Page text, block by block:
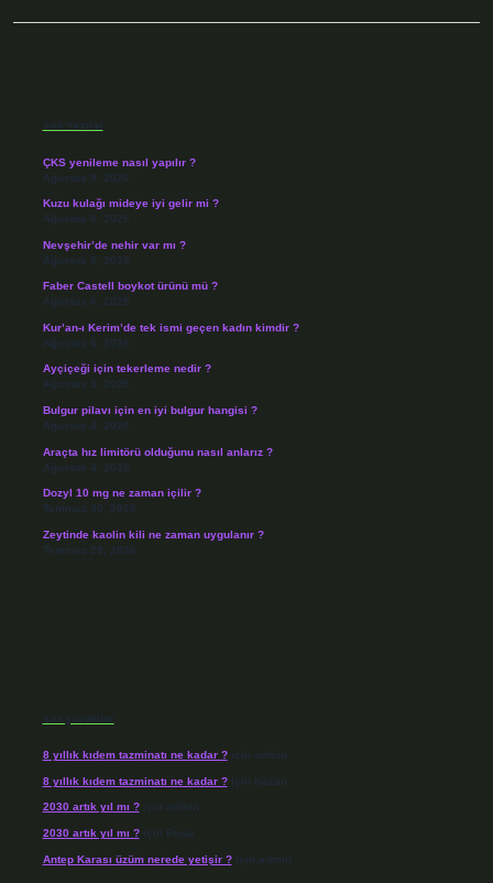
Son Yazılar
ÇKS yenileme nasıl yapılır ?
Ağustos 9, 2026
Kuzu kulağı mideye iyi gelir mi ?
Ağustos 8, 2026
Nevşehir’de nehir var mı ?
Ağustos 8, 2026
Faber Castell boykot ürünü mü ?
Ağustos 6, 2026
Kur’an-ı Kerim’de tek ismi geçen kadın kimdir ?
Ağustos 6, 2026
Ayçiçeği için tekerleme nedir ?
Ağustos 5, 2026
Bulgur pilavı için en iyi bulgur hangisi ?
Ağustos 4, 2026
Araçta hız limitörü olduğunu nasıl anlarız ?
Ağustos 4, 2026
Dozyl 10 mg ne zaman içilir ?
Temmuz 30, 2026
Zeytinde kaolin kili ne zaman uygulanır ?
Temmuz 29, 2026
Son yorumlar
8 yıllık kıdem tazminatı ne kadar ?için admin
8 yıllık kıdem tazminatı ne kadar ?için Nazan
2030 artık yıl mı ?için admin
2030 artık yıl mı ?için Pınar
Antep Karası üzüm nerede yetişir ?için admin